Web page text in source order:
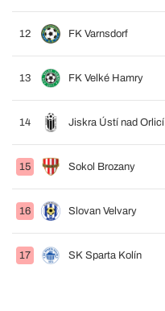
12 FK Varnsdorf
13 FK Velké Hamry
14 Jiskra Ústí nad Orlicí
15 Sokol Brozany
16 Slovan Velvary
17 SK Sparta Kolín